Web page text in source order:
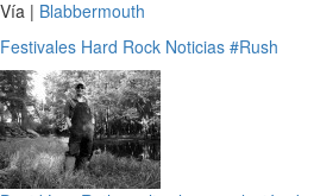
Vía | Blabbermouth
Festivales Hard Rock Noticias #Rush